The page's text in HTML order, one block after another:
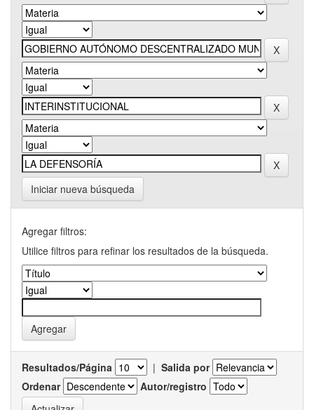
Iniciar nueva búsqueda
Agregar filtros:
Utilice filtros para refinar los resultados de la búsqueda.
Resultados/Página | Salida por
Ordenar
Autor/registro